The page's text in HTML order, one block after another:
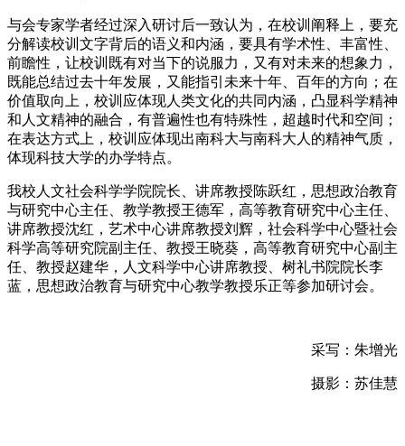
与会专家学者经过深入研讨后一致认为，在校训阐释上，要充
分解读校训文字背后的语义和内涵，要具有学术性、丰富性、
前瞻性，让校训既有对当下的说服力，又有对未来的想象力，
既能总结过去十年发展，又能指引未来十年、百年的方向；在
价值取向上，校训应体现人类文化的共同内涵，凸显科学精神
和人文精神的融合，有普遍性也有特殊性，超越时代和空间；
在表达方式上，校训应体现出南科大与南科大人的精神气质，
体现科技大学的办学特点。
我校人文社会科学学院院长、讲席教授陈跃红，思想政治教育
与研究中心主任、教学教授王德军，高等教育研究中心主任、
讲席教授沈红，艺术中心讲席教授刘辉，社会科学中心暨社会
科学高等研究院副主任、教授王晓葵，高等教育研究中心副主
任、教授赵建华，人文科学中心讲席教授、树礼书院院长李
蓝，思想政治教育与研究中心教学教授乐正等参加研讨会。
采写：朱增光
摄影：苏佳慧